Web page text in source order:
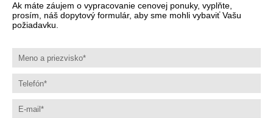
Ak máte záujem o vypracovanie cenovej ponuky, vyplňte,
prosím, náš dopytový formulár, aby sme mohli vybaviť Vašu
požiadavku.